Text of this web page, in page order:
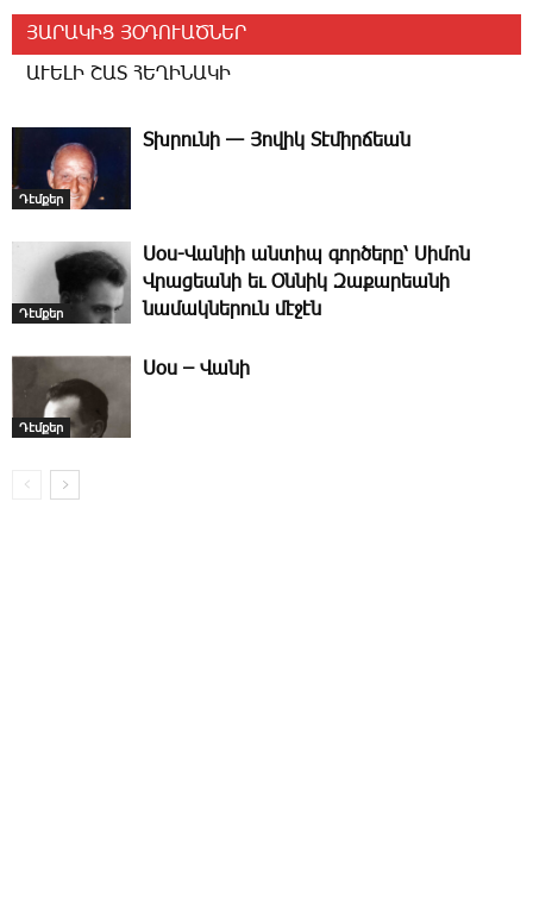
ՅԱՐԱԿԻՑ ՅՕԴՈՒԱԾՆԵՐ
ԱՒԵԼԻ ՇԱՏ ՀԵՂԻՆԱԿԻ
Դէմքեր
­Տխրունի — Յովիկ Տէմիրճեան
Դէմքեր
­Սօս-­Վանիի անտիպ գործերը՝ Սիմոն
Վրացեանի եւ Օննիկ Զաքարեանի
նամակներուն մէջէն
Դէմքեր
­Սօս – ­Վա­նի